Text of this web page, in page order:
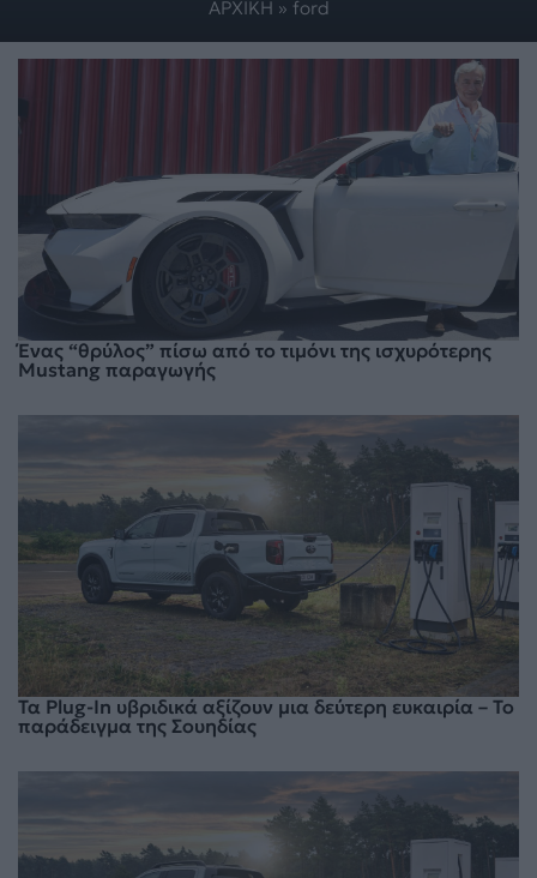
ΑΡΧΙΚΗ » ford
Ένας “θρύλος” πίσω από το τιμόνι της ισχυρότερης
Mustang παραγωγής
Τα Plug-In υβριδικά αξίζουν μια δεύτερη ευκαιρία – Το
παράδειγμα της Σουηδίας